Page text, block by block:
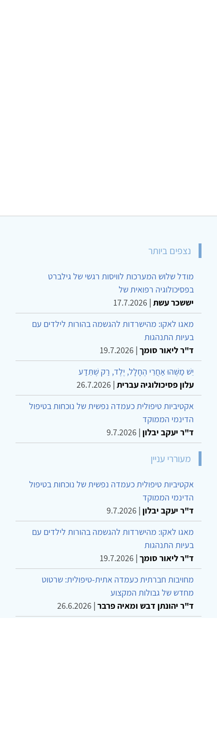
נצפים ביותר
מודל שלוש המערכות לוויסות רגשי של גילברט
בפסיכולוגיה רפואית של
יששכר עשת |
17.7.2026
מאגו לאקו: מהישרדות להגשמה בהורות לילדים עם
בעיות התנהגות
ד"ר ליאור סומך |
19.7.2026
יֵשׁ מַשֶּׁהוּ אַחֲרֵי הֶחָלָל, יֶלֶד, רַק שֶׁתֵּדַע
עלון פסיכולוגיה עברית |
26.7.2026
אקטיביות טיפולית כעמדה נפשית של נוכחות בטיפול
הדינמי הממוקד
ד"ר יעקב יבלון |
9.7.2026
מעוררי עניין
אקטיביות טיפולית כעמדה נפשית של נוכחות בטיפול
הדינמי הממוקד
ד"ר יעקב יבלון |
9.7.2026
מאגו לאקו: מהישרדות להגשמה בהורות לילדים עם
בעיות התנהגות
ד"ר ליאור סומך |
19.7.2026
מחויבות חברתית כעמדה אתית-טיפולית: שרטוט
מחדש של גבולות המקצוע
ד"ר יהונתן דבש ומאיה פרבר |
26.6.2026